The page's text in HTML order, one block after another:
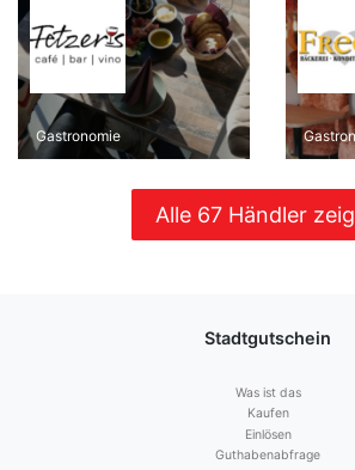
Gastronomie
Alle 67 Händler
Stadtgutschein
Was ist das
Kaufen
Einlösen
Guthabenabfrage